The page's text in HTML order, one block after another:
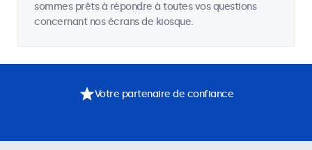
sommes prêts à répondre à toutes vos questions
concernant nos écrans de kiosque.
Votre partenaire de confiance